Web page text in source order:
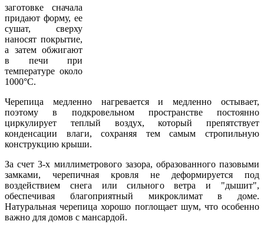
заготовке сначала
придают форму, ее
сушат, сверху
наносят покрытие,
а затем обжигают
в печи при
температуре около
1000°С.
Черепица медленно нагревается и медленно остывает,
поэтому в подкровельном пространстве постоянно
циркулирует теплый воздух, который препятствует
конденсации влаги, сохраняя тем самым стропильную
конструкцию крыши.
За счет 3-х миллиметрового зазора, образованного пазовыми
замками, черепичная кровля не деформируется под
воздействием снега или сильного ветра и "дышит",
обеспечивая благоприятный микроклимат в доме.
Натуральная черепица хорошо поглощает шум, что особенно
важно для домов с мансардой.